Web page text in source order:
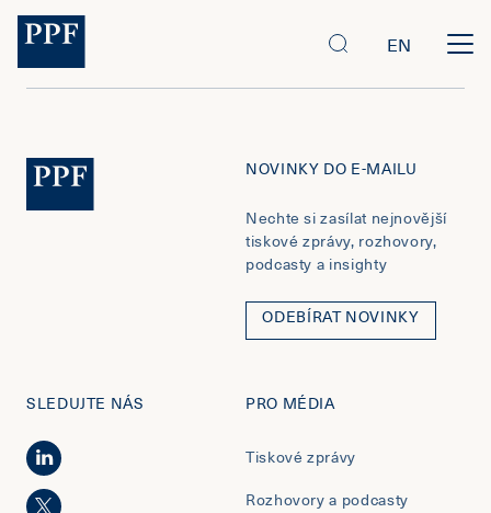
EN
NOVINKY DO E-MAILU
Nechte si zasílat nejnovější
tiskové zprávy, rozhovory,
podcasty a insighty
ODEBÍRAT NOVINKY
SLEDUJTE NÁS PRO MÉDIA
Tiskové zprávy
Rozhovory a podcasty